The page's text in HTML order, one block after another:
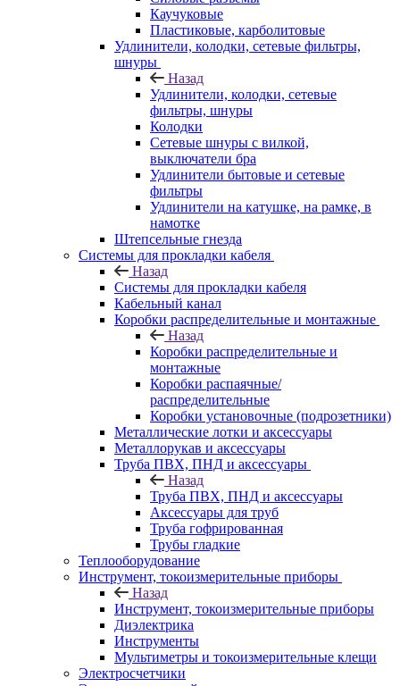
Каучуковые
Пластиковые, карболитовые
Удлинители, колодки, сетевые фильтры,
шнуры
Назад
Удлинители, колодки, сетевые
фильтры, шнуры
Колодки
Сетевые шнуры с вилкой,
выключатели бра
Удлинители бытовые и сетевые
фильтры
Удлинители на катушке, на рамке, в
намотке
Штепсельные гнезда
Системы для прокладки кабеля
Назад
Системы для прокладки кабеля
Кабельный канал
Коробки распределительные и монтажные
Назад
Коробки распределительные и
монтажные
Коробки распаячные/
распределительные
Коробки установочные (подрозетники)
Металлические лотки и аксессуары
Металлорукав и аксессуары
Труба ПВХ, ПНД и аксессуары
Назад
Труба ПВХ, ПНД и аксессуары
Аксессуары для труб
Труба гофрированная
Трубы гладкие
Теплооборудование
Инструмент, токоизмерительные приборы
Назад
Инструмент, токоизмерительные приборы
Диэлектрика
Инструменты
Мультиметры и токоизмерительные клещи
Электросчетчики